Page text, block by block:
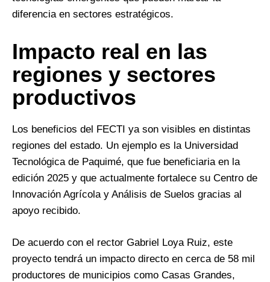
diferencia en sectores estratégicos.
Impacto real en las
regiones y sectores
productivos
Los beneficios del FECTI ya son visibles en distintas
regiones del estado. Un ejemplo es la Universidad
Tecnológica de Paquimé, que fue beneficiaria en la
edición 2025 y que actualmente fortalece su Centro de
Innovación Agrícola y Análisis de Suelos gracias al
apoyo recibido.
De acuerdo con el rector Gabriel Loya Ruiz, este
proyecto tendrá un impacto directo en cerca de 58 mil
productores de municipios como Casas Grandes,